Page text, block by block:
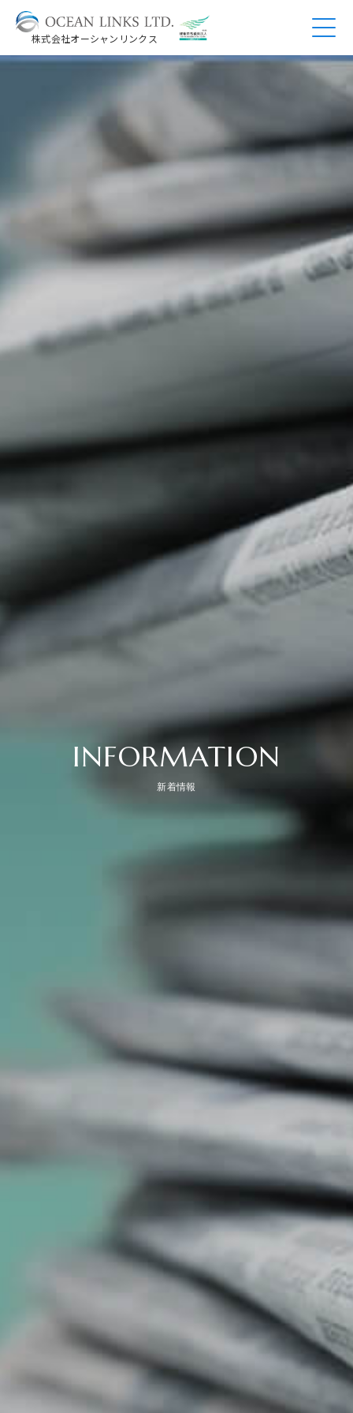
株式会社オーシャンリンクス
INFORMATION
新着情報